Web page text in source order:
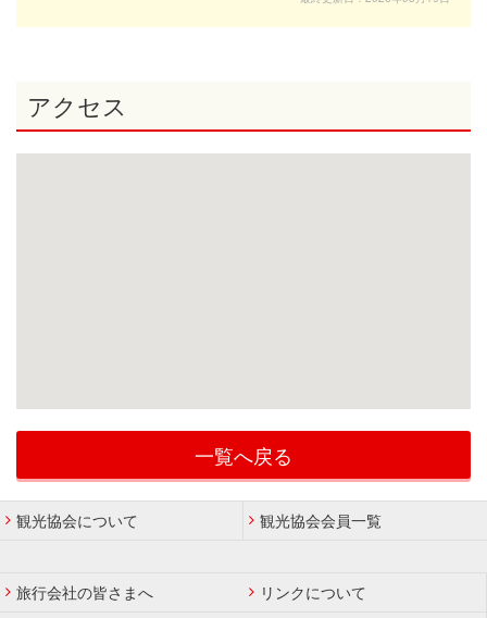
アクセス
一覧へ戻る
観光協会について 観光協会会員一覧
旅行会社の皆さまへ
リンクについて